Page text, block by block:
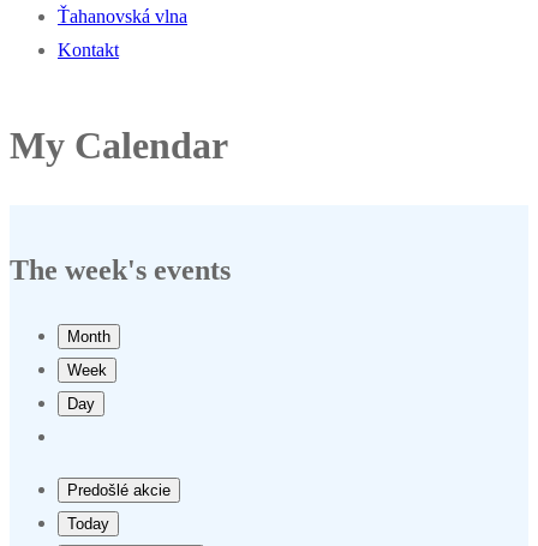
Ťahanovská vlna
Kontakt
My Calendar
The week's events
Month
Week
Day
Predošlé akcie
Today